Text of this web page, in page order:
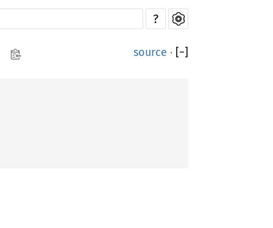
?
source · [−]